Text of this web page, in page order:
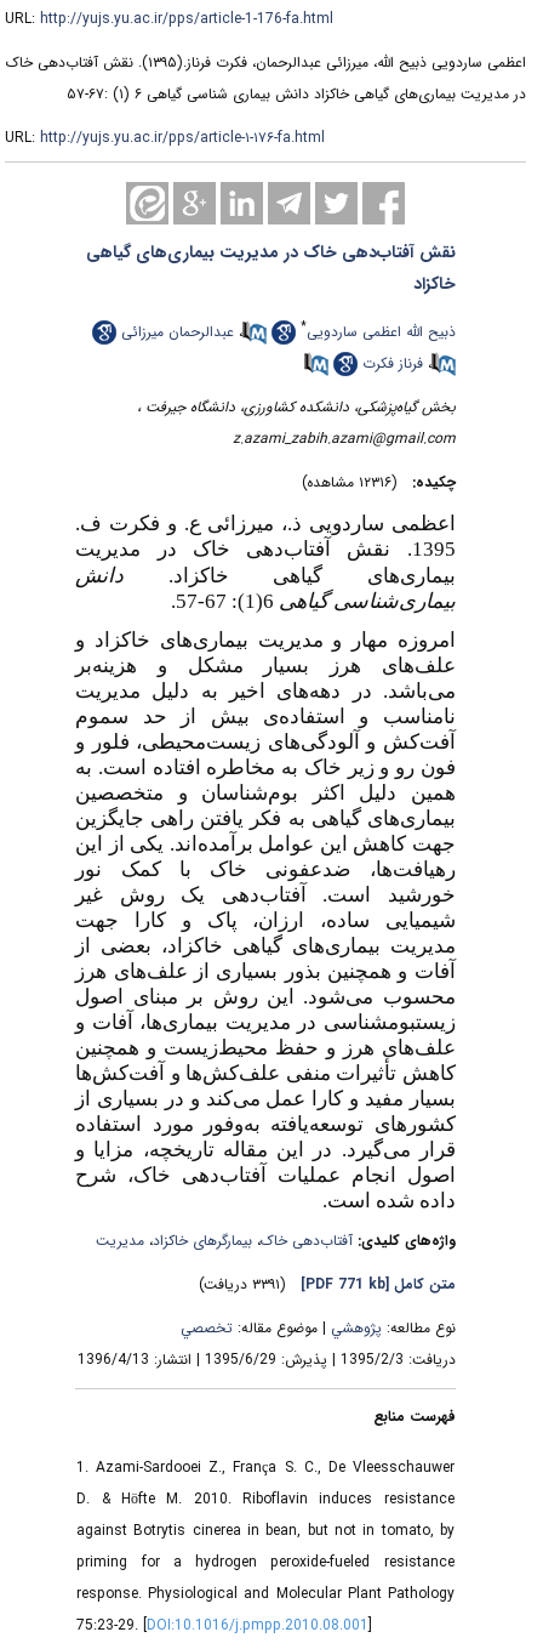
URL:http://yujs.yu.ac.ir/pps/article-1-176-fa.html
اعظمی ساردویی ذبیح الله، میرزائی عبدالرحمان، فکرت فرناز.(۱۳۹۵).
نقش آفتاب‌دهی خاک
در مدیریت بیماری‌های گیاهی خاکزاد دانش بیماری شناسی گیاهی ۶ (۱) :۶۷-۵۷
URL:http://yujs.yu.ac.ir/pps/article-۱-۱۷۶-fa.html
نقش آفتاب‌دهی خاک در مدیریت بیماری‌های گیاهی
خاکزاد
ذبیح الله اعظمی ساردویی ،عبدالرحمان میرزائی
،فرناز فکرت
بخش گیاه‌پزشکی، دانشکده کشاورزی، دانشگاه جیرفت ،
z.azami_zabih.azami@gmail.com
چکیده:
اعظمی ساردویی ذ.، میرزائی ع. و فکرت ف.
1395.
نقش آفتاب‌دهی خاک در مدیریت
بیماری‌های گیاهی خاکزاد.
دانش
بیماری‌شناسی گیاهی 6(1):
67-57.
امروزه مهار و مدیریت بیماری‌های خاکزاد و
علف‌های هرز بسیار مشکل و هزینه‌بر
می‌باشد. در دهه‌های اخیر به دلیل مدیریت
نامناسب و استفاده‌ی بیش از حد سموم
آفت‌کش و آلودگی‌های زیست‌محیطی، فلور و
فون رو و زیر خاک به مخاطره افتاده است. به
همین دلیل اکثر بوم‌شناسان و متخصصین
بیماری‌های گیاهی به فکر یافتن راهی جایگزین
جهت کاهش این عوامل برآمده‌اند. یکی از این
رهیافت‌ها، ضدعفونی خاک با کمک نور
خورشید است. آفتاب‌دهی یک روش غیر
شیمیایی ساده، ارزان، پاک و کارا جهت
مدیریت بیماری‌های گیاهی خاکز‌اد، بعضی از
آفات و همچنین بذور بسیاری از علف‌های هرز
محسوب می‌شود. این روش بر مبنای اصول
زیست­بوم­شناسی در مدیریت بیماری‌ها، آفات و
علف‌های هرز و حفظ محیط‌زیست و همچنین
کاهش تأثیرات منفی علف‌کش‌ها و آفت‌کش‌ها
بسیار مفید و کارا عمل می‌کند و در بسیاری از
کشورهای توسعه‌یافته به‌وفور مورد استفاده
قرار می‌گیرد. در این مقاله تاریخچه، مزایا و
اصول انجام عملیات آفتاب‌دهی خاک، شرح
داده شده است.
واژه‌های کلیدی:آفتاب‌دهی خاک،بیمارگرهای خاکزاد،مدیریت
متن کامل[PDF 771 kb]
نوع مطالعه:پژوهشي| موضوع مقاله:تخصصي
دریافت: 1395/2/3 | پذیرش: 1395/6/29 | انتشار: 1396/4/13
فهرست منابع
1. Azami-Sardooei Z., França S. C., De Vleesschauwer
D. & Höfte M. 2010. Riboflavin induces resistance
against Botrytis cinerea in bean, but not in tomato, by
priming for a hydrogen peroxide-fueled resistance
response. Physiological and Molecular Plant Pathology
75:23-29. [DOI:10.1016/j.pmpp.2010.08.001